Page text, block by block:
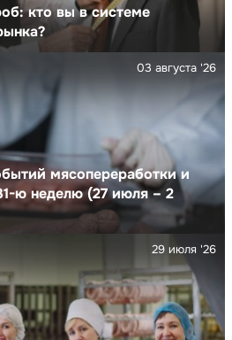
кто вы в системе
мясопереработки и
ю неделю (27 июля – 2
03 августа '26
29 июля '26